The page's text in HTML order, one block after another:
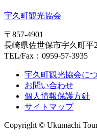
宇久町観光協会
〒857-4901
長崎県佐世保市宇久町平
TEL/Fax：0959-57-3935
宇久町観光協会に
お問い合わせ
個人情報保護方針
サイトマップ
Copyright © Ukumachi